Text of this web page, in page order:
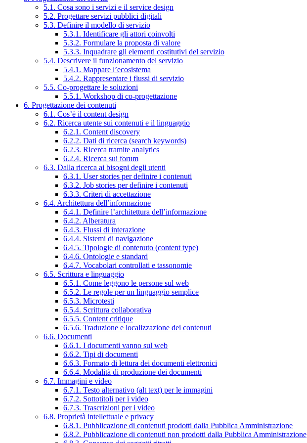
5.1. Cosa sono i servizi e il service design
5.2. Progettare servizi pubblici digitali
5.3. Definire il modello di servizio
5.3.1. Identificare gli attori coinvolti
5.3.2. Formulare la proposta di valore
5.3.3. Inquadrare gli elementi costitutivi del servizio
5.4. Descrivere il funzionamento del servizio
5.4.1. Mappare l’ecosistema
5.4.2. Rappresentare i flussi di servizio
5.5. Co-progettare le soluzioni
5.5.1. Workshop di co-progettazione
6. Progettazione dei contenuti
6.1. Cos’è il content design
6.2. Ricerca utente sui contenuti e il linguaggio
6.2.1. Content discovery
6.2.2. Dati di ricerca (search keywords)
6.2.3. Ricerca tramite analytics
6.2.4. Ricerca sui forum
6.3. Dalla ricerca ai bisogni degli utenti
6.3.1. User stories per definire i contenuti
6.3.2. Job stories per definire i contenuti
6.3.3. Criteri di accettazione
6.4. Architettura dell’informazione
6.4.1. Definire l’architettura dell’informazione
6.4.2. Alberatura
6.4.3. Flussi di interazione
6.4.4. Sistemi di navigazione
6.4.5. Tipologie di contenuto (content type)
6.4.6. Ontologie e standard
6.4.7. Vocabolari controllati e tassonomie
6.5. Scrittura e linguaggio
6.5.1. Come leggono le persone sul web
6.5.2. Le regole per un linguaggio semplice
6.5.3. Microtesti
6.5.4. Scrittura collaborativa
6.5.5. Content critique
6.5.6. Traduzione e localizzazione dei contenuti
6.6. Documenti
6.6.1. I documenti vanno sul web
6.6.2. Tipi di documenti
6.6.3. Formato di lettura dei documenti elettronici
6.6.4. Modalità di produzione dei documenti
6.7. Immagini e video
6.7.1. Testo alternativo (alt text) per le immagini
6.7.2. Sottotitoli per i video
6.7.3. Trascrizioni per i video
6.8. Proprietà intellettuale e privacy
6.8.1. Pubblicazione di contenuti prodotti dalla Pubblica Amministrazione
6.8.2. Pubblicazione di contenuti non prodotti dalla Pubblica Amministrazione